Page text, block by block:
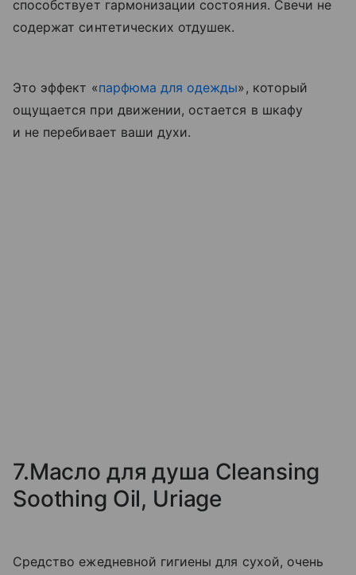
способствует гармонизации состояния. Свечи не
содержат синтетических отдушек.
Это эффект «парфюма для одежды», который
ощущается при движении, остается в шкафу
и не перебивает ваши духи.
7.Масло для душа Cleansing
Soothing Oil, Uriage
Средство ежедневной гигиены для сухой, очень